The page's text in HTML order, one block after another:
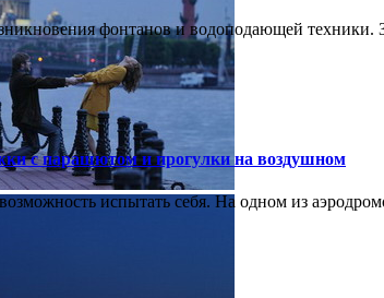
фонтанов и водоподающей
с парашютом и прогулки на воздушном
испытать себя. На одном из